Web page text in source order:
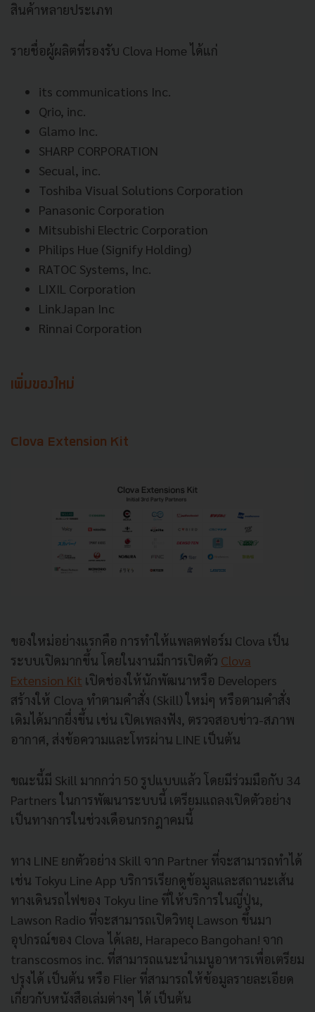
สินค้าหลายประเภท
รายชื่อผู้ผลิตที่รองรับ Clova Home ได้แก่
its communications Inc.
Qrio, inc.
Glamo Inc.
SHARP CORPORATION
Secual, inc.
Toshiba Visual Solutions Corporation
Panasonic Corporation
Mitsubishi Electric Corporation
Philips Hue (Signify Holding)
RATOC Systems, Inc.
LIXIL Corporation
LinkJapan Inc
Rinnai Corporation
เพิ่มของใหม่
Clova Extension Kit
ของใหม่อย่างแรกคือ การทำให้แพลตฟอร์ม Clova เป็น
ระบบเปิดมากขึ้น โดยในงานมีการเปิดตัว Clova
Extension Kit เปิดช่องให้นักพัฒนาหรือ Developers
สร้างให้ Clova ทำตามคำสั่ง (Skill) ใหม่ๆ หรือตามคำสั่ง
เดิมได้มากยื่งขึ้น เช่น เปิดเพลงฟัง, ตรวจสอบข่าว-สภาพ
อากาศ, ส่งข้อความและโทรผ่าน LINE เป็นต้น
ขณะนี้มี Skill มากกว่า 50 รูปแบบแล้ว โดยมีร่วมมือกับ 34
Partners ในการพัฒนาระบบนี้ เตรียมแถลงเปิดตัวอย่าง
เป็นทางการในช่วงเดือนกรกฎาคมนี้
ทาง LINE ยกตัวอย่าง Skill จาก Partner ที่จะสามารถทำได้
เช่น Tokyu Line App บริการเรียกดูข้อมูลและสถานะเส้น
ทางเดินรถไฟของ Tokyu line ที่ให้บริการในญี่ปุ่น,
Lawson Radio ที่จะสามารถเปิดวิทยุ Lawson ขึ้นมา
อุปกรณ์ของ Clova ได้เลย, Harapeco Bangohan! จาก
transcosmos inc. ที่สามารถแนะนำเมนูอาหารเพื่อเตรียม
ปรุงได้ เป็นต้น หรือ Flier ที่สามารถให้ข้อมูลรายละเอียด
เกี่ยวกับหนังสือเล่มต่างๆ ได้ เป็นต้น